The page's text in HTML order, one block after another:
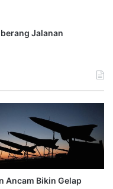
Jalanan
Ancam Bikin Gelap